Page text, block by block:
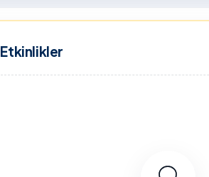
akademik katkı ve proje
Etkinlikler